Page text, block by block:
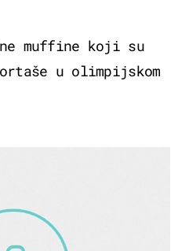
muffine koji su
u olimpijskom